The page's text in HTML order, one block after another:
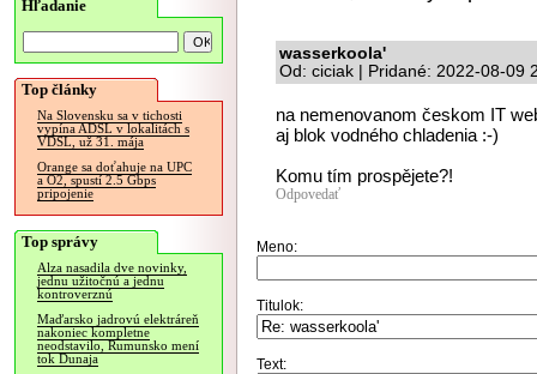
Hľadanie
Top články
Na Slovensku sa v tichosti
vypína ADSL v lokalitách s
VDSL, už 31. mája
Orange sa doťahuje na UPC
a O2, spustí 2.5 Gbps
pripojenie
Top správy
Alza nasadila dve novinky,
jednu užitočnú a jednu
kontroverznú
Maďarsko jadrovú elektráreň
nakoniec kompletne
neodstavilo, Rumunsko mení
tok Dunaja
wasserkoola'
Od: ciciak | Pridané: 2022-08-09
na nemenovanom českom IT
aj blok vodného chladenia :-)
Komu tím prospějete?!
Odpovedať
Meno:
Titulok:
Text: